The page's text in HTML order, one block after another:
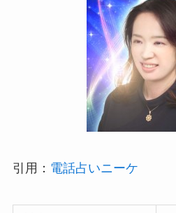
引用： 電話占いニーケ